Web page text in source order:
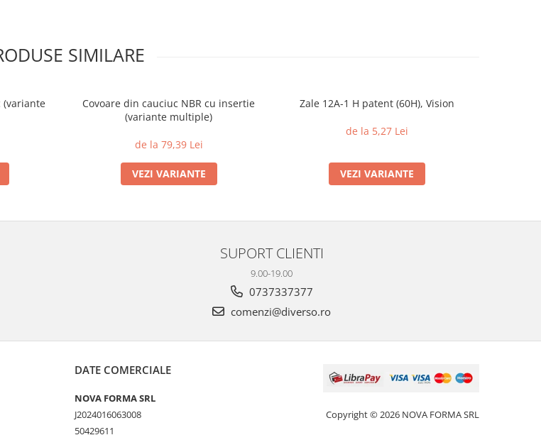
SIMILARE
Covoare din cauciuc NBR cu insertie
(variante multiple)
de la 79,39 Lei
VEZI VARIANTE
Zale 12A-1 H patent (60H), Vision
de la 5,27 Lei
VEZI VARIANTE
SUPORT CLIENTI
9.00-19.00
0737337377
comenzi@diverso.ro
DATE COMERCIALE
NOVA FORMA SRL
J2024016063008
50429611
Copyright © 2026 NOVA FORMA SRL